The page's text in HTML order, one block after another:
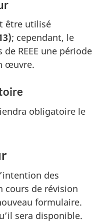
être utilisé
; cependant, le
de REEE une période
œuvre.
obligatoire le
des
cours de révision
formulaire.
sera disponible.